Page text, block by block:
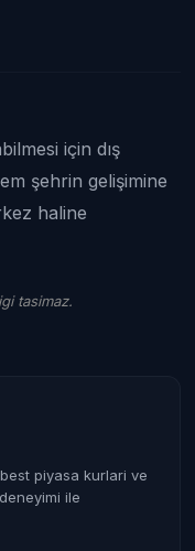
için dış
şehrin gelişimine
haline
tasimaz.
piyasa kurlari ve
ile